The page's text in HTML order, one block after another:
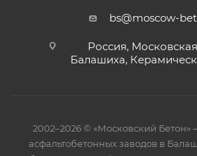
bs@moscow-
Россия,
Балашиха,
2002–2026 © «Московский Бетон»
асфальтобетонных заводов в